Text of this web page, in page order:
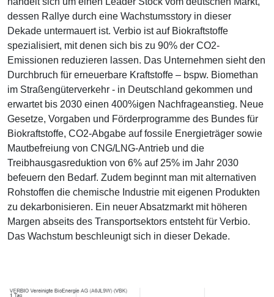
dessen Rallye durch eine Wachstumsstory in dieser
Dekade untermauert ist. Verbio ist auf Biokraftstoffe
spezialisiert, mit denen sich bis zu 90% der CO2-
Emissionen reduzieren lassen. Das Unternehmen sieht den
Durchbruch für erneuerbare Kraftstoffe – bspw. Biomethan
im Straßengüterverkehr - in Deutschland gekommen und
erwartet bis 2030 einen 400%igen Nachfrageanstieg. Neue
Gesetze, Vorgaben und Förderprogramme des Bundes für
Biokraftstoffe, CO2-Abgabe auf fossile Energieträger sowie
Mautbefreiung von CNG/LNG-Antrieb und die
Treibhausgasreduktion von 6% auf 25% im Jahr 2030
befeuern den Bedarf. Zudem beginnt man mit alternativen
Rohstoffen die chemische Industrie mit eigenen Produkten
zu dekarbonisieren. Ein neuer Absatzmarkt mit höheren
Margen abseits des Transportsektors entsteht für Verbio.
Das Wachstum beschleunigt sich in dieser Dekade.